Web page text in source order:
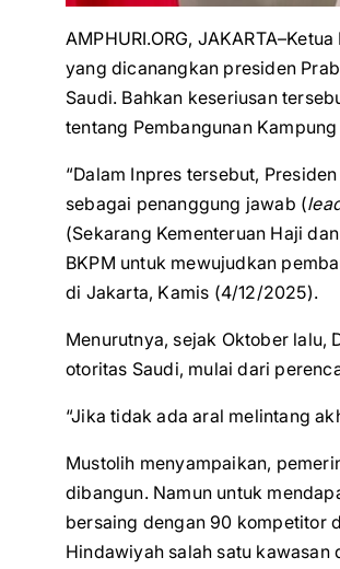
AMPHURI.ORG,
yang dicanangkan presiden
Saudi. Bahkan keseriusan
tentang Pembangunan
“Dalam Inpres tersebut,
sebagai penanggung jawab (
(Sekarang Kementeruan Haji
BKPM untuk mewujudkan
di Jakarta, Kamis (4/12/2025).
Menurutnya, sejak Oktober lalu,
otoritas Saudi, mulai dari
“Jika tidak ada aral melintang
Mustolih menyampaikan,
dibangun. Namun untuk
bersaing dengan 90 kompetitor
Hindawiyah salah satu